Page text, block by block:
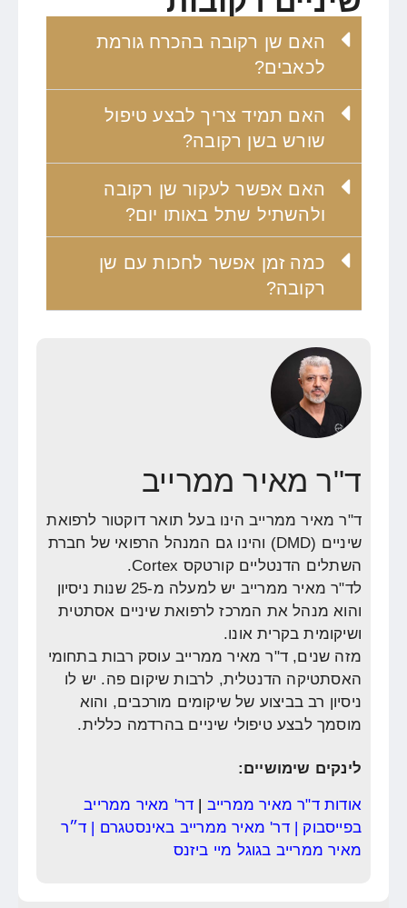
האם שן רקובה בהכרח גורמת
לכאבים?
האם תמיד צריך לבצע טיפול
שורש בשן רקובה?
האם אפשר לעקור שן רקובה
ולהשתיל שתל באותו יום?
כמה זמן אפשר לחכות עם שן
רקובה?
ד"ר מאיר ממרייב
ד"ר מאיר ממרייב הינו בעל תואר דוקטור לרפואת
שיניים (DMD) והינו גם המנהל הרפואי של חברת
השתלים הדנטליים קורטקס Cortex.
לד"ר מאיר ממרייב יש למעלה מ-25 שנות ניסיון
והוא מנהל את המרכז לרפואת שיניים אסתטית
ושיקומית בקרית אונו.
מזה שנים, ד"ר מאיר ממרייב עוסק רבות בתחומי
האסתטיקה הדנטלית, לרבות שיקום פה. יש לו
ניסיון רב בביצוע של שיקומים מורכבים, והוא
מוסמך לבצע טיפולי שיניים בהרדמה כללית.
לינקים שימושיים:
אודות ד"ר מאיר ממרייב | דר' מאיר ממרייב
בפייסבוק |דר' מאיר ממרייב באינסטגרם | ד״ר
מאיר ממרייב בגוגל מיי ביזנס